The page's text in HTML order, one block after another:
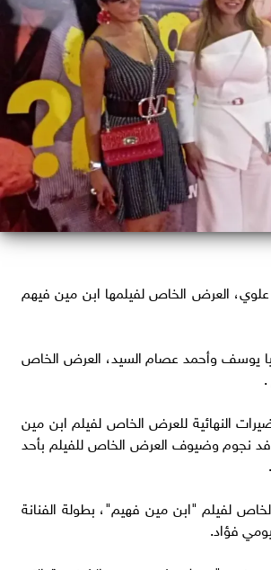
العرض الخاص لفيلمها ابن مين فيهم
يوسف وأحمد عصام السيد، العرض الخاص
.
النهائية للعرض الخاص لفيلم ابن مين
نجوم وضيوف العرض الخاص للفيلم بأحد
لفيلم "ابن مين فهيم"، بطولة الفنانة
فؤاد.